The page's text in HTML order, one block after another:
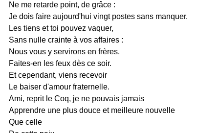
Ne me retarde point, de grâce :
Je dois faire aujourd'hui vingt postes sans manquer.
Les tiens et toi pouvez vaquer,
Sans nulle crainte à vos affaires :
Nous vous y servirons en frères.
Faites-en les feux dès ce soir.
Et cependant, viens recevoir
Le baiser d'amour fraternelle.
Ami, reprit le Coq, je ne pouvais jamais
Apprendre une plus douce et meilleure nouvelle
Que celle